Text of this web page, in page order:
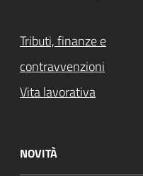
Tributi, finanze e
contravvenzioni
Vita lavorativa
NOVITÀ